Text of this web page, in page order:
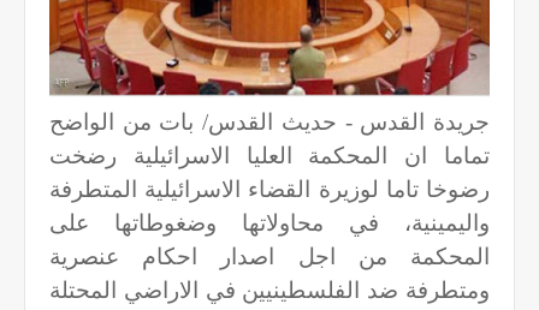
جريدة القدس - حديث القدس/ بات من الواضح
تماما ان المحكمة العليا الاسرائيلية رضخت
رضوخا تاما لوزيرة القضاء الاسرائيلية المتطرفة
واليمينية، في محاولاتها وضغوطاتها على
المحكمة من اجل اصدار احكام عنصرية
ومتطرفة ضد الفلسطينيين في الاراضي المحتلة